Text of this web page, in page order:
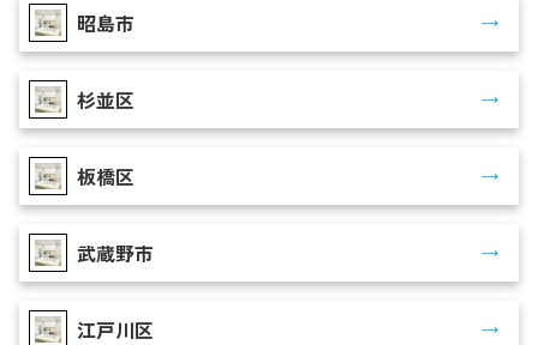
昭島市
杉並区
板橋区
武蔵野市
江戸川区